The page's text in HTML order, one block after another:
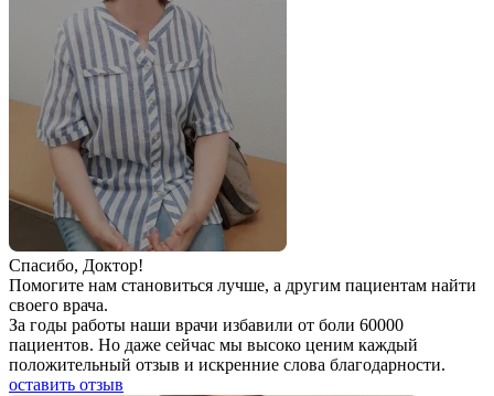
Спаcибо, Доктор!
Помогите нам становиться лучше, а другим пациентам найти
своего врача.
За годы работы наши врачи избавили от боли 60000
пациентов. Но даже сейчас мы высоко ценим каждый
положительный отзыв и искренние слова благодарности.
оставить отзыв